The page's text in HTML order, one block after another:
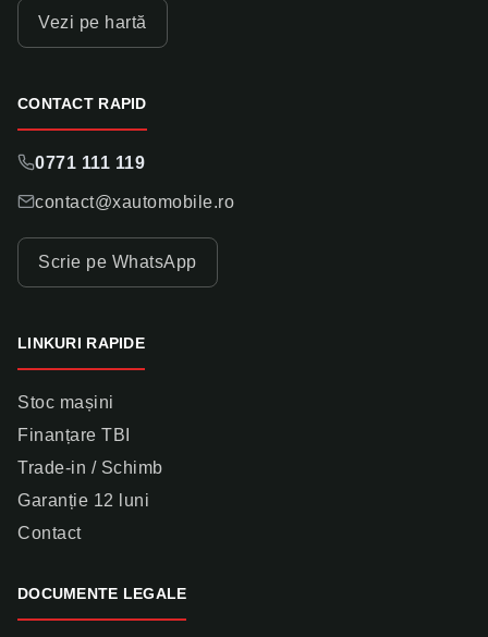
Vezi pe hartă
CONTACT RAPID
0771 111 119
contact@xautomobile.ro
Scrie pe WhatsApp
LINKURI RAPIDE
Stoc mașini
Finanțare TBI
Trade-in / Schimb
Garanție 12 luni
Contact
DOCUMENTE LEGALE